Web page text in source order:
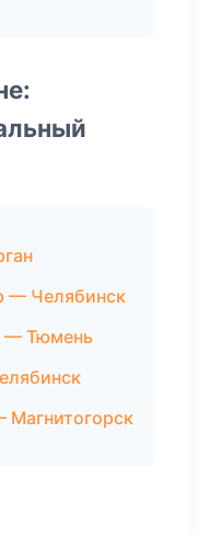
— Челябинск
— Тюмень